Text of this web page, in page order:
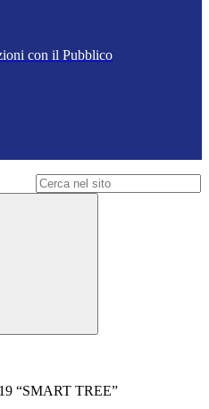
con il Pubblico
“SMART TREE”